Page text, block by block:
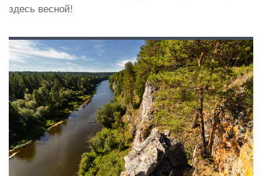
здесь весной!